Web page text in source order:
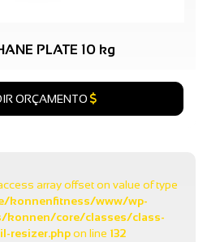
PLATE 10 kg
ORÇAMENTO
array offset on value of type
konnenfitness/www/wp-
konnen/core/classes/class-
resizer.phpon line 132